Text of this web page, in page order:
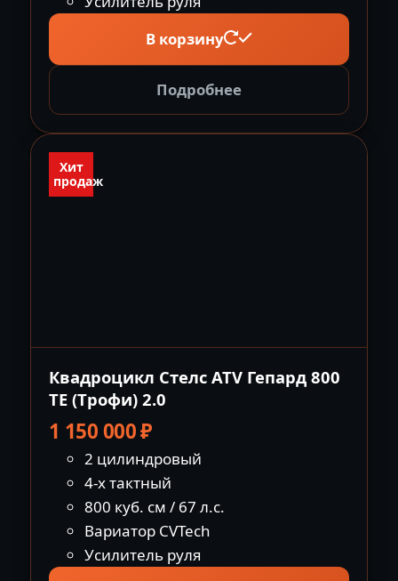
В корзину
Подробнее
Хит
продаж
Квадроцикл Стелс ATV Гепард 800
TЕ (Tрофи) 2.0
1 150 000₽
2 цилиндровый
4-х тактный
800 куб. см / 67 л.с.
Вариатор CVTech
Усилитель руля